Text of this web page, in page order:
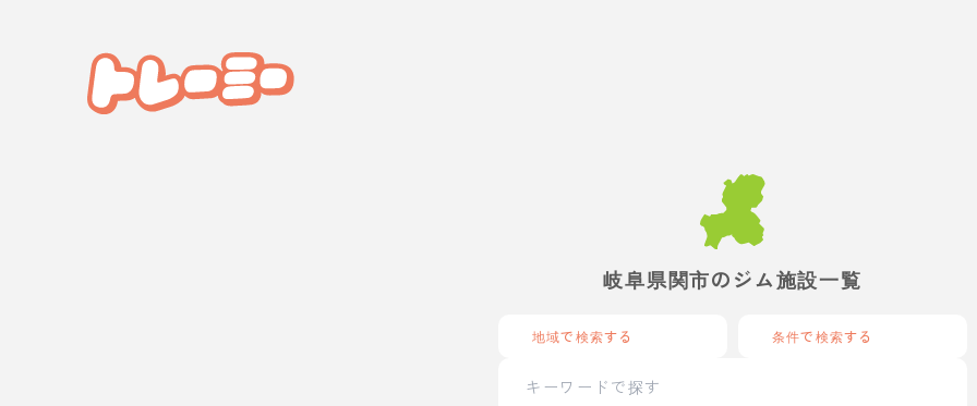
岐阜県関市のジム施設一覧
地域で検索する 条件で検索する